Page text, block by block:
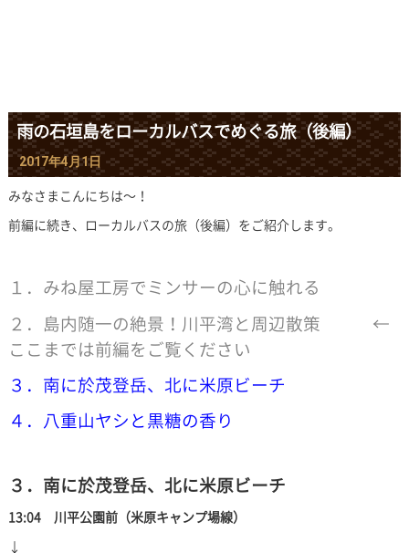
雨の石垣島をローカルバスでめぐる旅（後編）
2017年4月1日
みなさまこんにちは～！
前編に続き、ローカルバスの旅（後編）をご紹介します。
１．みね屋工房でミンサーの心に触れる
２．島内随一の絶景！川平湾と周辺散策 ←
ここまでは前編をご覧ください
３．南に於茂登岳、北に米原ビーチ
４．八重山ヤシと黒糖の香り
３．南に於茂登岳、北に米原ビーチ
13:04 川平公園前（米原キャンプ場線）
↓